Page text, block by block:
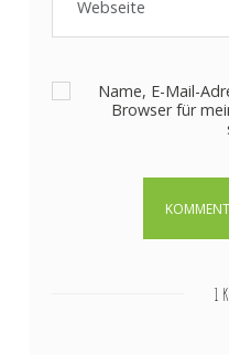
Name, E-Mail-
Browser für
1